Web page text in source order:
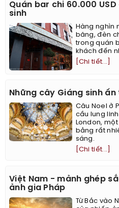
Quán bar chi 60.000
sinh
Hàng nghìn
băng, đèn
trong quán
khách đến
[Chi tiết...]
Những cây Giáng sinh
Câu Noel ở
cầu lung
London,
bằng rất
sáng.
[Chi tiết...]
Việt Nam - mảnh ghép
ảnh gia Pháp
Từ Bắc vào